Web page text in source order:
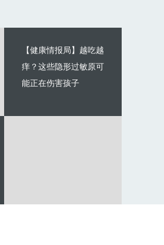
【健康情报局】越吃越
痒？这些隐形过敏原可
能正在伤害孩子